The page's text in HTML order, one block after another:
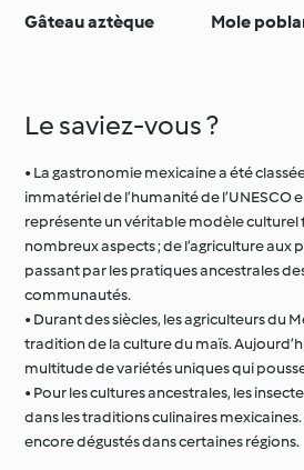
Gâteau aztèque Mole
Le saviez-vous ?
• La gastronomie mexicaine a été
immatériel de l’humanité de l’UNESCO
représente un véritable modèle culturel
nombreux aspects ; de l’agriculture aux
passant par les pratiques ancestrales
communautés.
• Durant des siècles, les agriculteurs du
tradition de la culture du maïs.
multitude de variétés uniques qui
• Pour les cultures ancestrales, les
dans les traditions culinaires mexicaines.
encore dégustés dans certaines régions.